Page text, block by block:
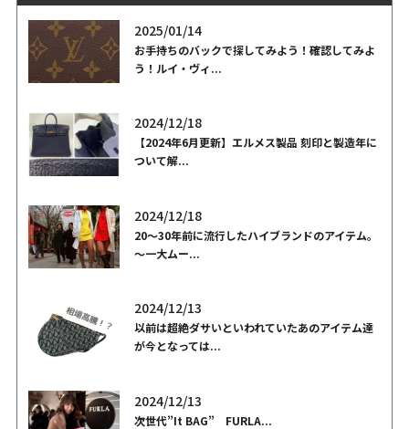
2025/01/14
お手持ちのバックで探してみよう！確認してみよ
う！ルイ・ヴィ...
2024/12/18
【2024年6月更新】エルメス製品 刻印と製造年に
ついて解...
2024/12/18
20～30年前に流行したハイブランドのアイテム。
～一大ムー...
2024/12/13
以前は超絶ダサいといわれていたあのアイテム達
が今となっては...
2024/12/13
次世代”It BAG” FURLA...